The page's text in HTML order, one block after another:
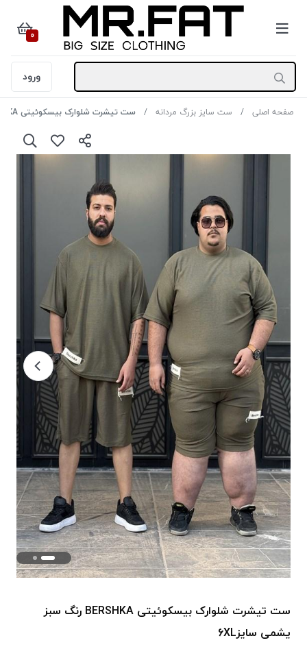
0
ورود
صفحه اصلی ست سایز بزرگ مردانه ست تیشرت شلوارک بیسکوئیتی BERSHKA رنگ سبز یشمی سایز6XL
ست تیشرت شلوارک بیسکوئیتی BERSHKA رنگ سبز
یشمی سایز6XL